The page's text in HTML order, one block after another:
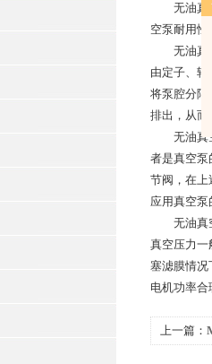
无油真空
空泵耐用性
无油真空
由定子、
将泵腔分隔
排出，从而
无油真空
者是真空泵
节阀，在上
应用真空泵
无油真空
真空压力一
塞滤膜情况
电机功率合
上一篇：